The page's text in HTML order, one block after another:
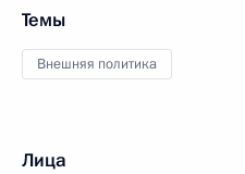
Темы
Внешняя политика
Лица